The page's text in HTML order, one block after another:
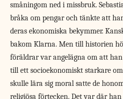
småningom ned i missbruk.
bråka om pengar och tänkte att
deras ekonomiska bekymmer.
bakom Klarna. Men till historien
föräldrar var angelägna om att
till ett socioekonomiskt starkare
skulle lära sig moral satte de
religiösa förtecken. Det var där